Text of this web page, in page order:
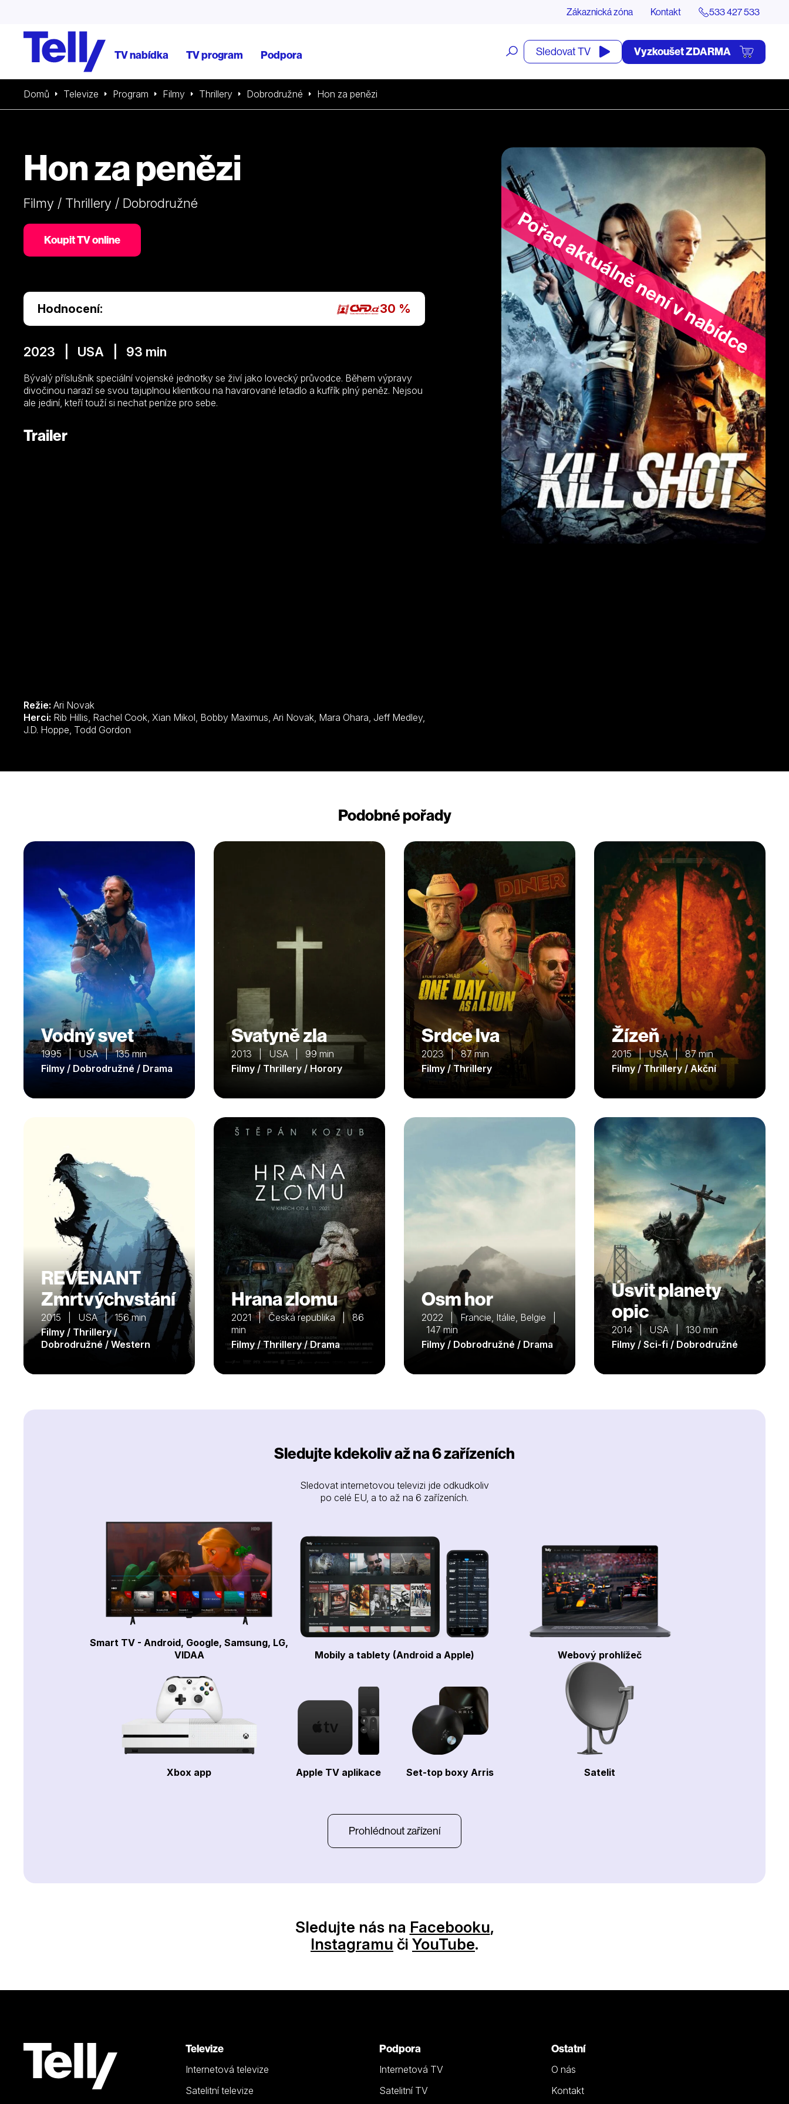
Zákaznická zóna Kontakt 533 427 533
TV nabídka TV program Podpora
Otevřít
vyhledávání
Sledovat TV Vyzkoušet ZDARMA
Domů Televize Program Filmy Thrillery Dobrodružné Hon za penězi
Pořad aktuálně není v nabídce
Hon za penězi
Filmy / Thrillery / Dobrodružné
Koupit TV online
Hodnocení: 30 %
2023 | USA | 93 min
Bývalý příslušník speciální vojenské jednotky se živí jako lovecký průvodce. Během výpravy
divočinou narazí se svou tajuplnou klientkou na havarované letadlo a kufřík plný peněz. Nejsou
ale jediní, kteří touží si nechat peníze pro sebe.
Trailer
Režie: Ari Novak
Herci:
J.D. Hoppe, Todd Gordon
Podobné pořady
Vodný svet
1995 | USA | 135 min
Filmy / Dobrodružné / Drama
Svatyně zla
2013 | USA | 99 min
Filmy / Thrillery / Horory
Srdce lva
2023 | 87 min
Filmy / Thrillery
Žízeň
2015 | USA | 87 min
Filmy / Thrillery / Akční
REVENANT
Zmrtvýchvstání
2015 | USA | 156 min
Filmy / Thrillery /
Dobrodružné / Western
Hrana zlomu
2021 | Česká republika | 86
min
Filmy / Thrillery / Drama
Osm hor
2022 | Francie, Itálie, Belgie |
147 min
Filmy / Dobrodružné / Drama
Úsvit planety
opic
2014 | USA | 130 min
Filmy / Sci-fi / Dobrodružné
Sledujte kdekoliv až na 6 zařízeních
Sledovat internetovou televizi jde odkudkoliv
po celé EU, a to až na 6 zařízeních.
Smart TV - Android, Google, Samsung, LG,
VIDAA
Mobily a tablety (Android a Apple) Webový prohlížeč
Xbox app Apple TV aplikace Set-top boxy Arris Satelit
Prohlédnout zařízení
Sledujte nás na Facebooku,
Instagramu či YouTube.
Televize
Internetová televize
Satelitní televize
Podpora
Internetová TV
Satelitní TV
Ostatní
O nás
Kontakt